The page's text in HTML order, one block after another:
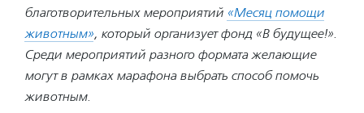
благотворительных мероприятий «Месяц помощи
животным», который организует фонд «В будущее!».
Среди мероприятий разного формата желающие
могут в рамках марафона выбрать способ помочь
животным.